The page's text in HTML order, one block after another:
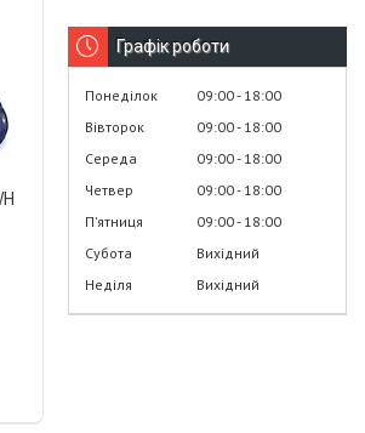
Графік роботи
Понеділок 09:00 18:00
Вівторок
09:00 18:00
Середа
09:00 18:00
Четвер
09:00 18:00
Пʼятниця
09:00 18:00
Субота
Вихідний
Неділя
Вихідний